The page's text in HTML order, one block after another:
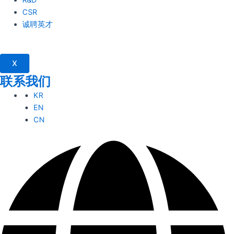
CSR
诚聘英才
X
联系我们
KR
EN
CN